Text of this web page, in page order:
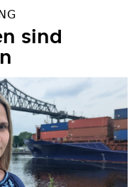
sind